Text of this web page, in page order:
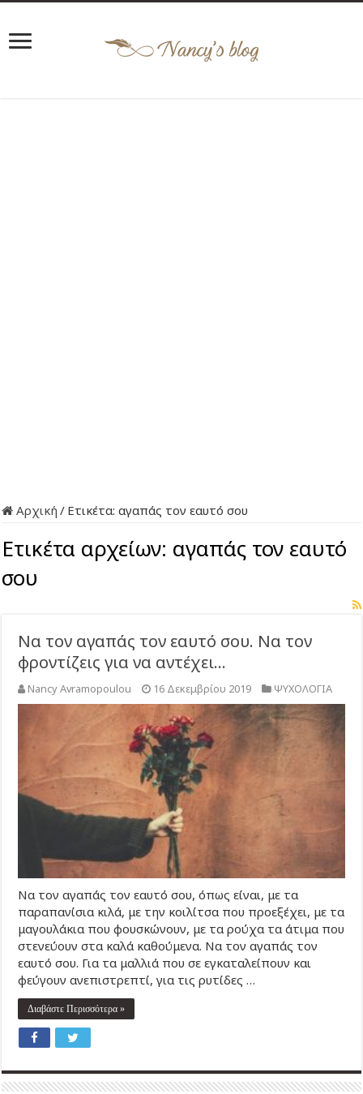
Αρχική / Ετικέτα:αγαπάς τον εαυτό σου
Ετικέτα αρχείων: αγαπάς τον εαυτό
σου
Να τον αγαπάς τον εαυτό σου. Να τον
φροντίζεις για να αντέχει…
Nancy Avramopoulou 16 Δεκεμβρίου 2019 ΨΥΧΟΛΟΓΙΑ
Να τον αγαπάς τον εαυτό σου, όπως είναι, με τα
παραπανίσια κιλά, με την κοιλίτσα που προεξέχει, με τα
μαγουλάκια που φουσκώνουν, με τα ρούχα τα άτιμα που
στενεύουν στα καλά καθούμενα. Να τον αγαπάς τον
εαυτό σου. Για τα μαλλιά που σε εγκαταλείπουν και
φεύγουν ανεπιστρεπτί, για τις ρυτίδες …
Διαβάστε Περισσότερα »